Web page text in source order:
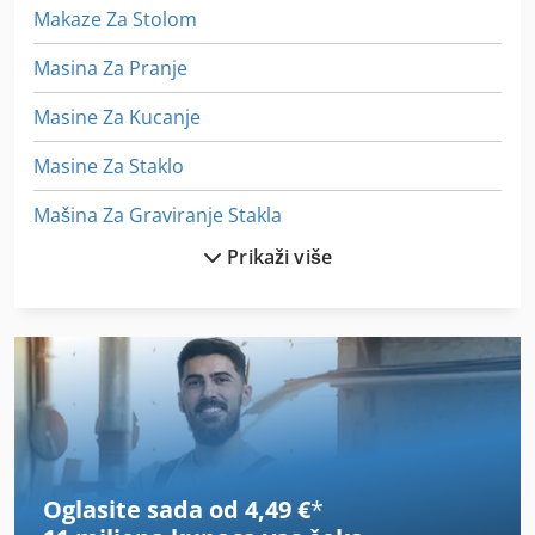
Makaze Za Stolom
Masina Za Pranje
Masine Za Kucanje
Masine Za Staklo
Mašina Za Graviranje Stakla
Mašina Za Pranje Stakla
Mašina Za Rezanje Steka
Mašina Za Valjanje
Mlin Za Ivice
Mlin Za Lanac
Prikaži više
Oglasite sada od 4,49 €*